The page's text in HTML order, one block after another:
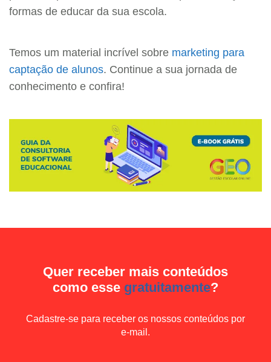
formas de educar da sua escola.
Temos um material incrível sobre marketing para
captação de alunos. Continue a sua jornada de
conhecimento e confira!
Quer receber mais conteúdos
como esse gratuitamente?
Cadastre-se para receber os nossos conteúdos por
e-mail.